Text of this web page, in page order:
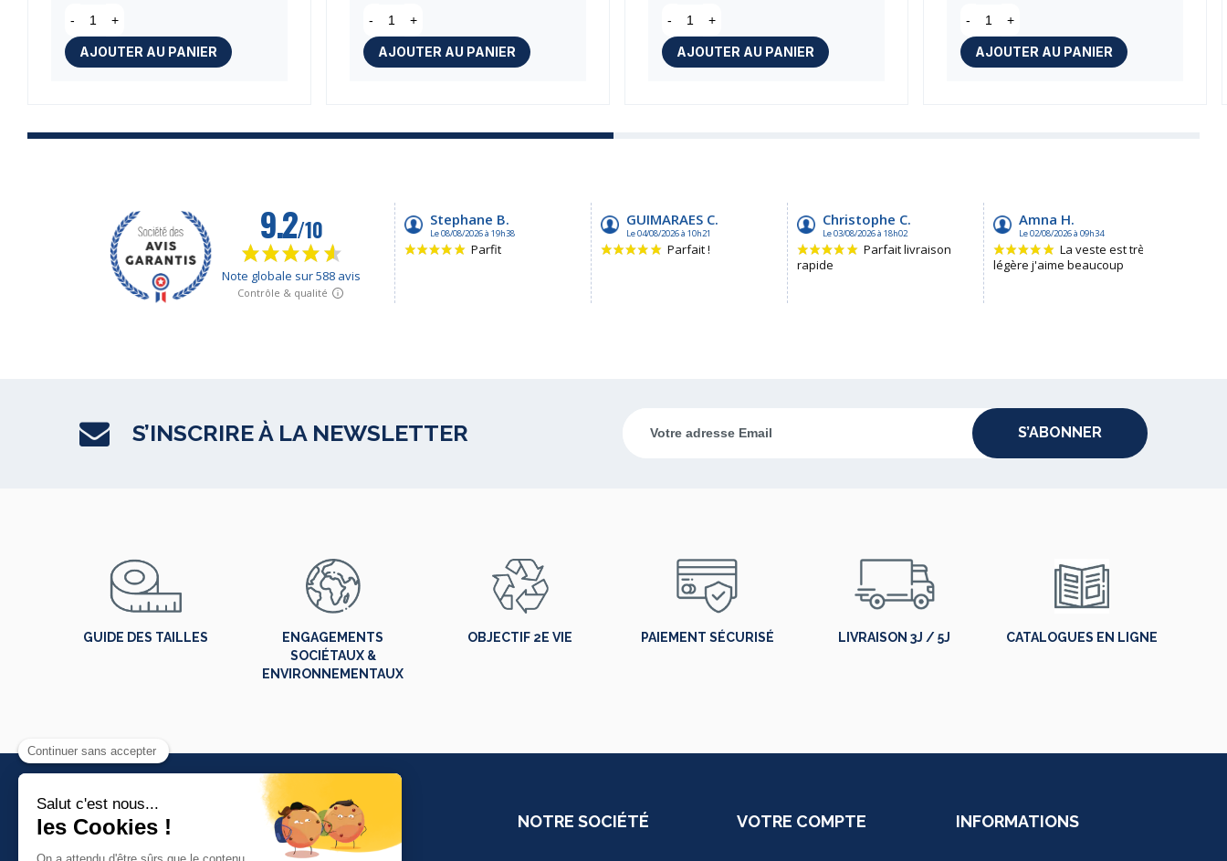
- +
AJOUTER AU PANIER
(2 avis)
- +
AJOUTER AU PANIER
- +
AJOUTER AU PANIER
- +
AJOUTER AU PANIER
S’INSCRIRE À LA NEWSLETTER S’ABONNER
GUIDE DES TAILLES
ENGAGEMENTS
SOCIÉTAUX &
ENVIRONNEMENTAUX
OBJECTIF 2E VIE PAIEMENT SÉCURISÉ LIVRAISON 3J / 5J CATALOGUES EN LIGNE
PRODUITS NOTRE SOCIÉTÉ VOTRE COMPTE INFORMATIONS